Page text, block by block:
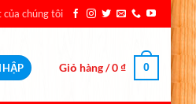
của chúng tôi
Giỏ hàng /0₫ 0